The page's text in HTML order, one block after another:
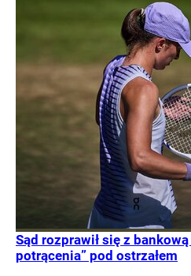
Sąd rozprawił się z
potrącenia” pod ostrzałem